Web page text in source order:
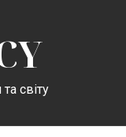
світу